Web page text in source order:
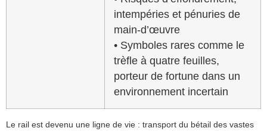
intempéries et pénuries de
main-d’œuvre
• Symboles rares comme le
trèfle à quatre feuilles,
porteur de fortune dans un
environnement incertain
Le rail est devenu une ligne de vie : transport du bétail des vastes